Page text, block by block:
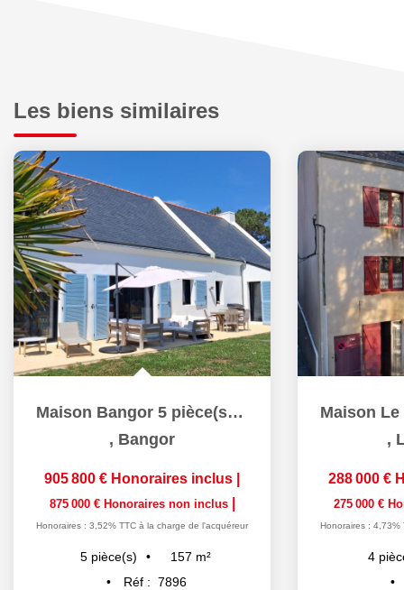
Les biens similaires
Maison Bangor 5 pièce(s) 156.76 m2
, Bangor
905 800 € Honoraires inclus
875 000 € Honoraires non inclus
Honoraires : 3,52% TTC à la charge de l'acquéreur
5 pièce(s) 157 m²
Réf : 7896
,
288 000 €
275 000 €
Honoraires : 4,73%
4